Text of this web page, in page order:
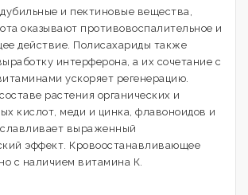
и пектиновые вещества,
оказывают противовоспалительное и
действие. Полисахариды также
интерферона, а их сочетание с
ускоряет регенерацию.
растения органических и
кислот, меди и цинка, флавоноидов и
выраженный
эффект. Кровоостанавливающее
с наличием витамина К.